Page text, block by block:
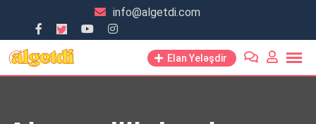
content
info@algetdi.com
Elan Yeləşdir